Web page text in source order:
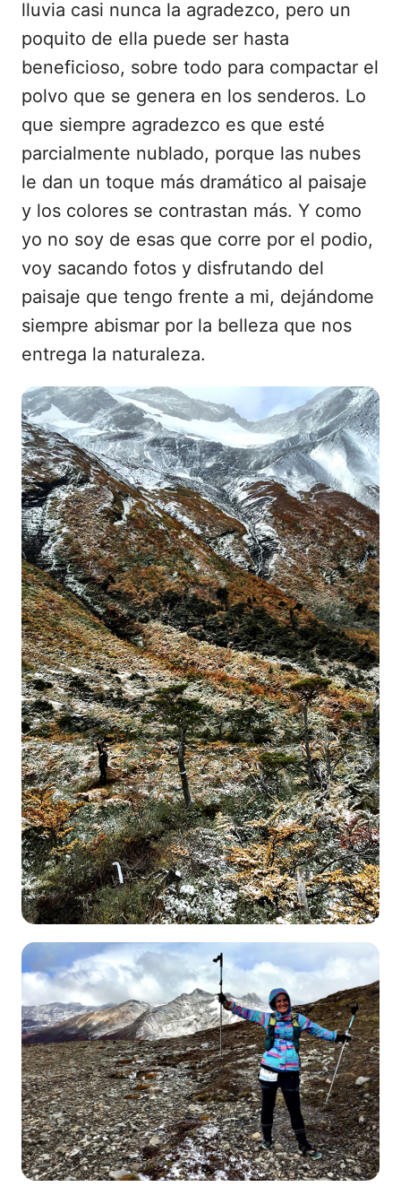
lluvia casi nunca la agradezco, pero un
poquito de ella puede ser hasta
beneficioso, sobre todo para compactar el
polvo que se genera en los senderos. Lo
que siempre agradezco es que esté
parcialmente nublado, porque las nubes
le dan un toque más dramático al paisaje
y los colores se contrastan más. Y como
yo no soy de esas que corre por el podio,
voy sacando fotos y disfrutando del
paisaje que tengo frente a mi, dejándome
siempre abismar por la belleza que nos
entrega la naturaleza.